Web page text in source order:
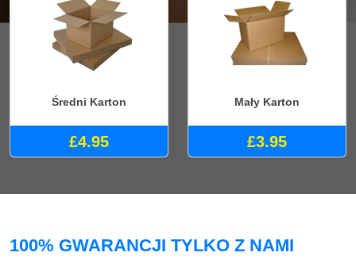
Średni Karton
£4.95
Mały Karton
£3.95
100% GWARANCJI TYLKO Z NAMI